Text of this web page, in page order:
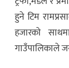
हुने टिम
हजारको
गाउँपालिकाले